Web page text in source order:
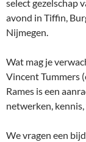
select gezelschap
avond in Tiffin,
Nijmegen.
Wat mag je
Vincent Tummers
Rames is een
netwerken,
We vragen een